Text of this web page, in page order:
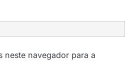
neste navegador para a